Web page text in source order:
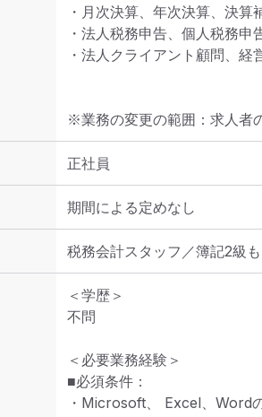
・月次決算、年次決算、決算
・法人税務申告、個人税務申
・法人クライアント顧問、経
※業務の変更の範囲：求人者
正社員
期間による定めなし
税務会計スタッフ／簿記2級
＜学歴＞
不問
＜必要業務経験＞
■必須条件：
・Microsoft、 Excel、Word